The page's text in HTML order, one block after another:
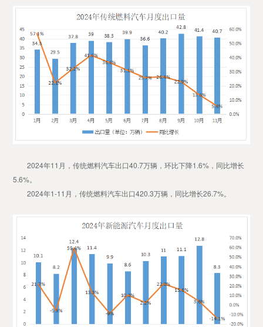
2024年11月，传统燃料汽车出口40.7万辆，环比下降1.6%，同比增长
5.6%。
2024年1-11月，传统燃料汽车出口420.3万辆，同比增长26.7%。